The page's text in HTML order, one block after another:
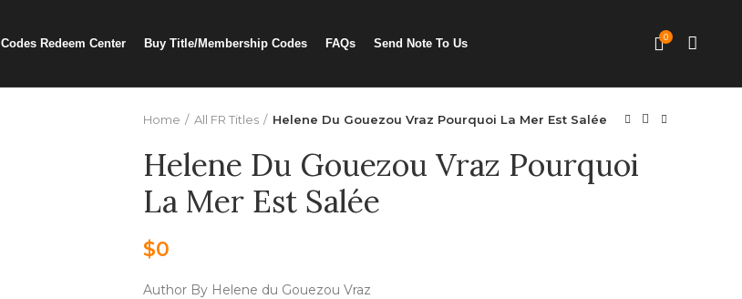
Codes Redeem Center Buy Title/Membership Codes FAQs Send Note To Us 0
Home All FR Titles Helene Du Gouezou Vraz Pourquoi La Mer Est Salée
Helene Du Gouezou Vraz Pourquoi
La Mer Est Salée
$0
Author By Helene du Gouezou Vraz